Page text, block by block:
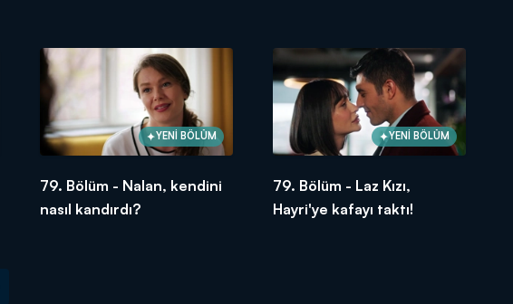
YENİ BÖLÜM
79. Bölüm - Nalan, kendini
nasıl kandırdı?
YENİ BÖLÜM
79. Bölüm - Laz Kızı,
Hayri'ye kafayı taktı!